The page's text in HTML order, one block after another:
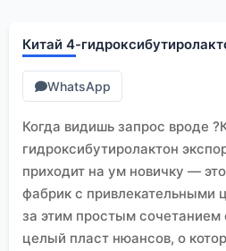
Китай 4-
WhatsApp
Когда видишь запрос вроде
гидроксибутиролактон
приходит на ум новичку —
фабрик с привлекательными
за этим простым сочетанием
целый пласт нюансов, о